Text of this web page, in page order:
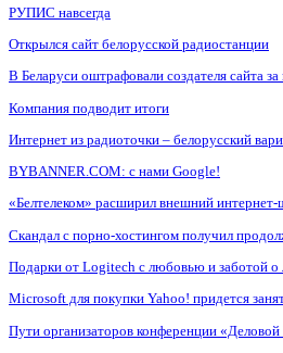
РУПИС навсегда
Открылся сайт белорусской радиостанции
В Беларуси оштрафовали создателя сайта
Компания подводит итоги
Интернет из радиоточки – белорусский
BYBANNER.COM: c нами Google!
«Белтелеком» расширил внешний
Скандал с порно-хостингом получил
Подарки от Logitech с любовью и заботой
Microsoft для покупки Yahoo! придется
Пути организаторов конференции «Деловой